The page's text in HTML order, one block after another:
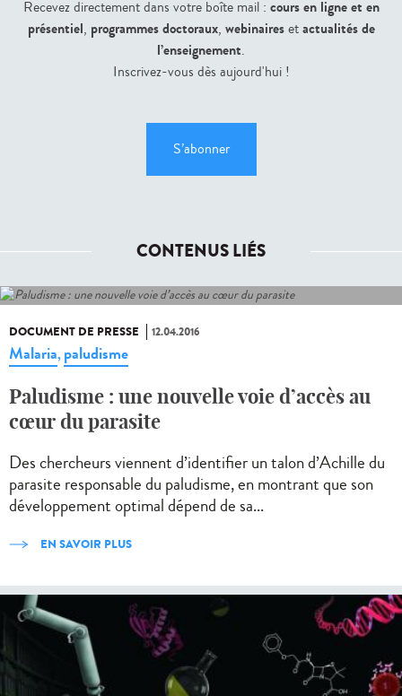
Recevez directement dans votre boîte mail : cours en ligne et en
présentiel, programmes doctoraux, webinairesetactualités de
l’enseignement.
Inscrivez-vous dès aujourd'hui !
S’abonner
CONTENUS LIÉS
DOCUMENT DE PRESSE 12.04.2016
Malaria, paludisme
Paludisme : une nouvelle voie d’accès au
cœur du parasite
Des chercheurs viennent d’identifier un talon d’Achille du
parasite responsable du paludisme, en montrant que son
développement optimal dépend de sa...
EN SAVOIR PLUS